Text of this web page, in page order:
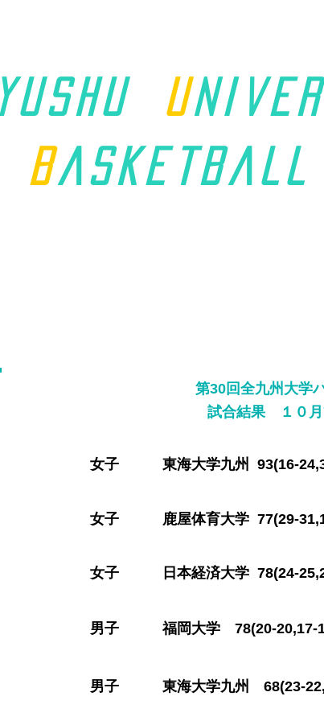
yushu u
Basket ball
第30回全九州大学
試合結果 １０月
女子 東海大学九州 93(16-
女子 鹿屋体育大学 77(29-
女子 日本経済大学 78(24-
男子 福岡大学 78(20-20,17-
男子 東海大学九州 68(23-